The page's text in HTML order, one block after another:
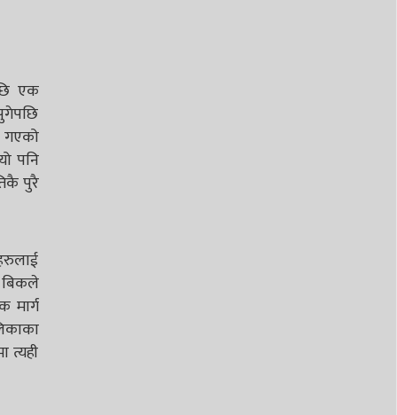
एक
गएको
पनि
पुरै
बिकले
मार्ग
त्यही